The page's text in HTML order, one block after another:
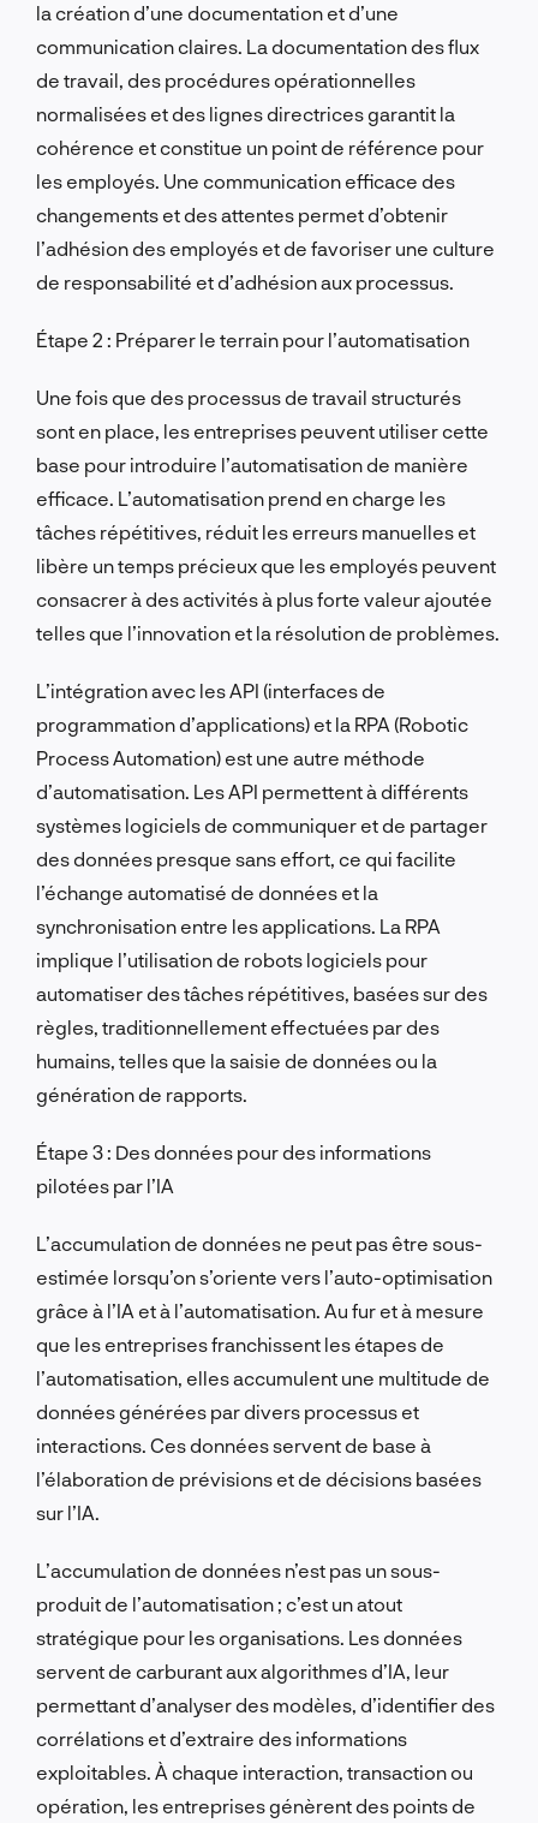
la création d’une documentation et d’une
communication claires. La documentation des flux
de travail, des procédures opérationnelles
normalisées et des lignes directrices garantit la
cohérence et constitue un point de référence pour
les employés. Une communication efficace des
changements et des attentes permet d’obtenir
l’adhésion des employés et de favoriser une culture
de responsabilité et d’adhésion aux processus.
Étape 2 : Préparer le terrain pour l’automatisation
Une fois que des processus de travail structurés
sont en place, les entreprises peuvent utiliser cette
base pour introduire l’automatisation de manière
efficace. L’automatisation prend en charge les
tâches répétitives, réduit les erreurs manuelles et
libère un temps précieux que les employés peuvent
consacrer à des activités à plus forte valeur ajoutée
telles que l’innovation et la résolution de problèmes.
L’intégration avec les API (interfaces de
programmation d’applications) et la RPA (Robotic
Process Automation) est une autre méthode
d’automatisation. Les API permettent à différents
systèmes logiciels de communiquer et de partager
des données presque sans effort, ce qui facilite
l’échange automatisé de données et la
synchronisation entre les applications. La RPA
implique l’utilisation de robots logiciels pour
automatiser des tâches répétitives, basées sur des
règles, traditionnellement effectuées par des
humains, telles que la saisie de données ou la
génération de rapports.
Étape 3 : Des données pour des informations
pilotées par l’IA
L’accumulation de données ne peut pas être sous-
estimée lorsqu’on s’oriente vers l’auto-optimisation
grâce à l’IA et à l’automatisation. Au fur et à mesure
que les entreprises franchissent les étapes de
l’automatisation, elles accumulent une multitude de
données générées par divers processus et
interactions. Ces données servent de base à
l’élaboration de prévisions et de décisions basées
sur l’IA.
L’accumulation de données n’est pas un sous-
produit de l’automatisation ; c’est un atout
stratégique pour les organisations. Les données
servent de carburant aux algorithmes d’IA, leur
permettant d’analyser des modèles, d’identifier des
corrélations et d’extraire des informations
exploitables. À chaque interaction, transaction ou
opération, les entreprises génèrent des points de